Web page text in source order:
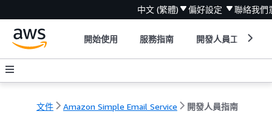
中文 (繁體) 偏好設定 聯絡我們
開始使用 服務指南 開發人員工具
文件 Amazon Simple Email Service 開發人員指南